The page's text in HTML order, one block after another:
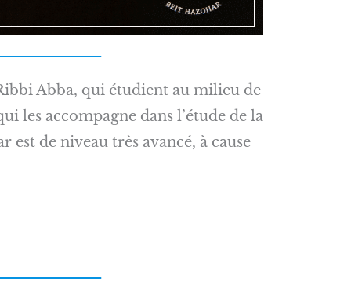
Abba, qui étudient au milieu de
les accompagne dans l’étude de la
de niveau très avancé, à cause